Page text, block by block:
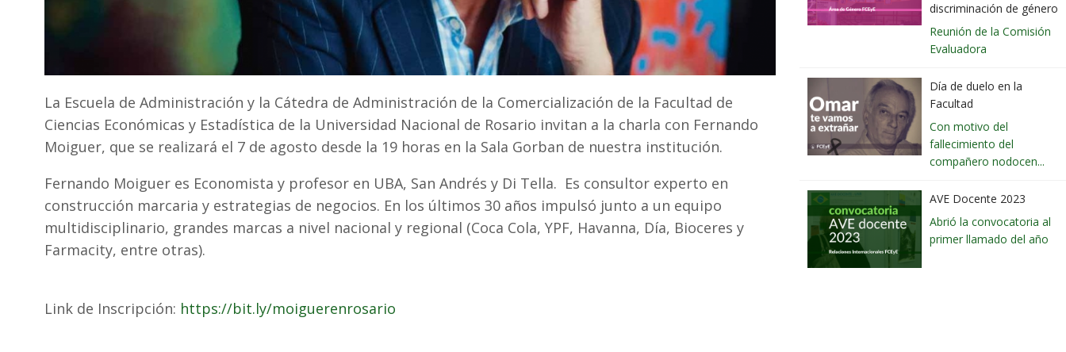
La Escuela de Administración y la Cátedra de Administración de la Comercialización de la Facultad de
Ciencias Económicas y Estadística de la Universidad Nacional de Rosario invitan a la charla con Fernando
Moiguer, que se realizará el 7 de agosto desde la 19 horas en la Sala Gorban de nuestra institución.
Fernando Moiguer es Economista y profesor en UBA, San Andrés y Di Tella. Es consultor experto en
construcción marcaria y estrategias de negocios. En los últimos 30 años impulsó junto a un equipo
multidisciplinario, grandes marcas a nivel nacional y regional (Coca Cola, YPF, Havanna, Día, Bioceres y
Farmacity, entre otras).
Link de Inscripción: https://bit.ly/moiguerenrosario
discriminación de género
Reunión de la Comisión
Evaluadora
Día de duelo en la
Facultad
Con motivo del
fallecimiento del
compañero nodocen...
AVE Docente 2023
Abrió la convocatoria al
primer llamado del año